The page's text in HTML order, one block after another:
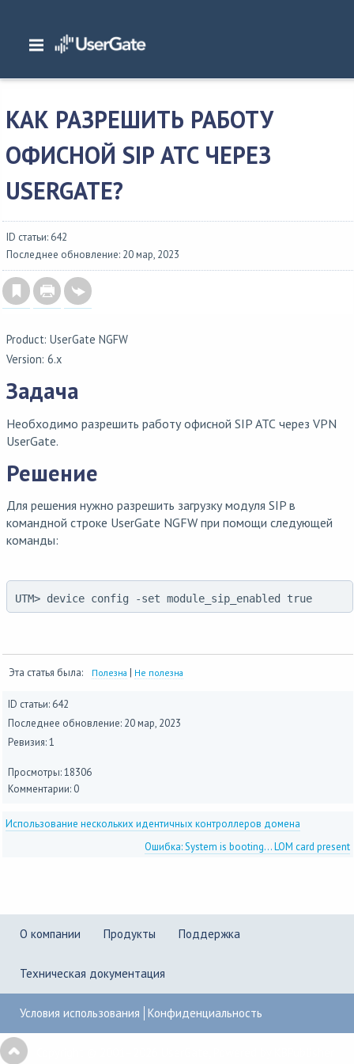
Главная/ Часто задаваемые вопросы
АТС через UserGate?
КАК РАЗРЕШИТЬ РАБОТУ
ОФИСНОЙ SIP АТС ЧЕРЕЗ
USERGATE?
ID статьи: 642
Последнее обновление: 20 мар, 2023
Product: UserGate NGFW
Version: 6.x
Задача
Необходимо разрешить работу офисной SIP АТС через VPN
UserGate.
Решение
Для решения нужно разрешить загрузку модуля SIP в
командной строке UserGate NGFW при помощи следующей
команды:
UTM> device config -set module_sip_enabled true
Эта статья была: Полезна | Не полезна
ID статьи: 642
Последнее обновление: 20 мар, 2023
Ревизия: 1
Просмотры: 18306
Комментарии: 0
Использование нескольких идентичных контроллеров домена
Ошибка: System is booting... LOM card present
О компании Продукты Поддержка
Техническая документация
Условия использования Конфиденциальность